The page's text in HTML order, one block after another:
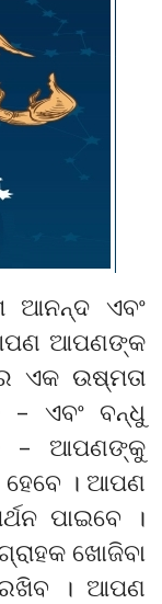
ଆନନ୍ଦ ଏବଂ
ଆପଣଙ୍କ
ଏକ ଉଷ୍ମତା
– ଏବଂ ବନ୍ଧୁ
– ଆପଣଙ୍କୁ
। ଆପଣ
ପାଇବେ ।
ଖୋଜିବା
। ଆପଣ